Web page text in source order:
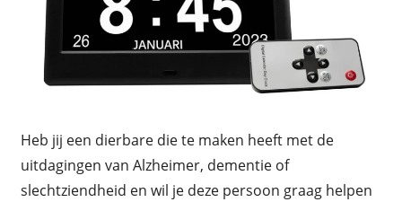
Heb jij een dierbare die te maken heeft met de
uitdagingen van Alzheimer, dementie of
slechtziendheid en wil je deze persoon graag helpen